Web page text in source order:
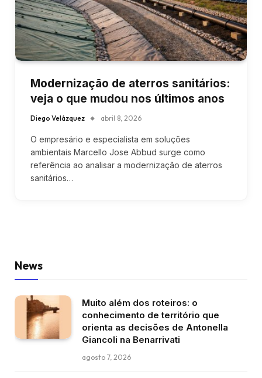
Modernização de aterros sanitários:
veja o que mudou nos últimos anos
Diego Velázquez abril 8, 2026
O empresário e especialista em soluções
ambientais Marcello Jose Abbud surge como
referência ao analisar a modernização de aterros
sanitários…
News
Muito além dos roteiros: o
conhecimento de território que
orienta as decisões de Antonella
Giancoli na Benarrivati
agosto 7, 2026